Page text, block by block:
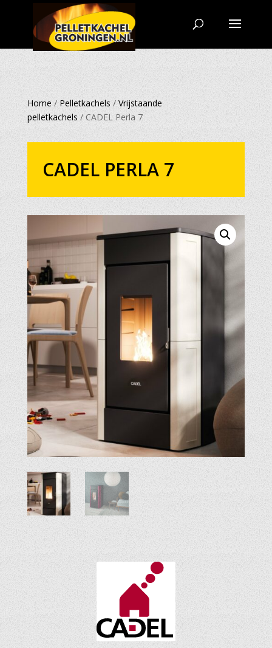
Home / Pelletkachels / Vrijstaande
pelletkachels/ CADEL Perla 7
CADEL PERLA 7